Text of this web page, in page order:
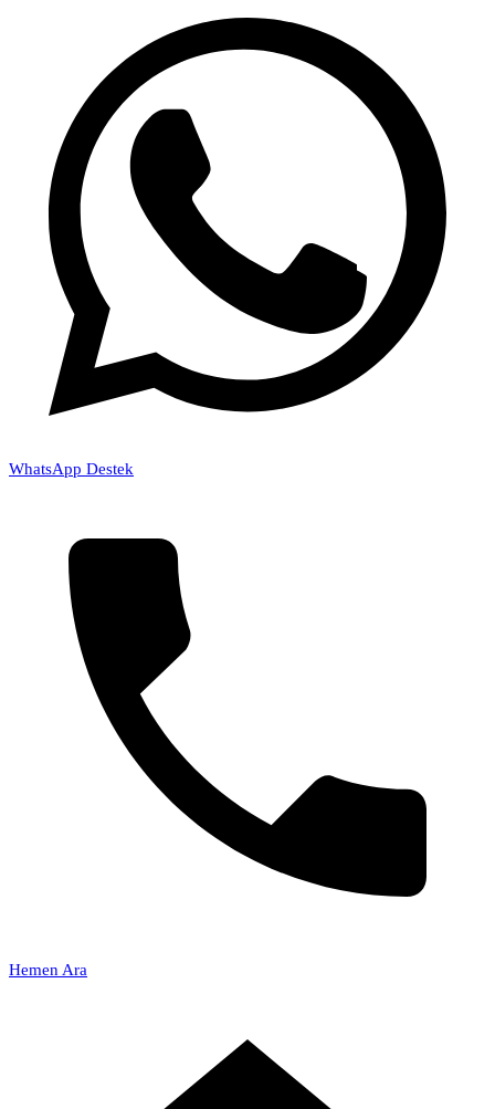
WhatsApp Destek
Hemen Ara